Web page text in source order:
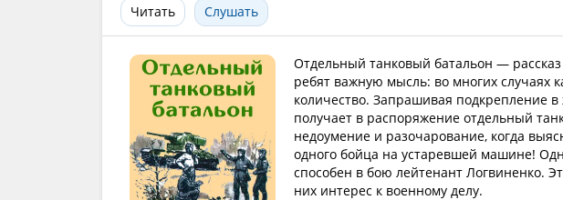
Читать Слушать
Отдельный танковый батальон —
ребят важную мысль: во многих случаях
количество. Запрашивая подкрепление в
получает в распоряжение отдельный
недоумение и разочарование, когда
одного бойца на устаревшей машине!
способен в бою лейтенант Логвиненко.
них интерес к военному делу.